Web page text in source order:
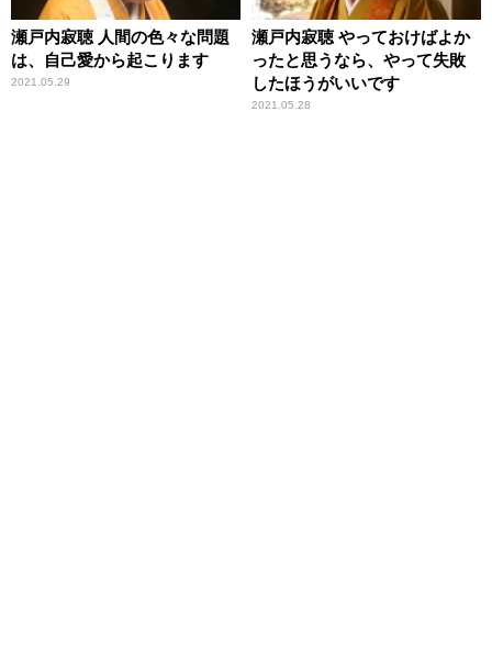
瀬戸内寂聴 人間の色々な問題
は、自己愛から起こります
2021.05.29
瀬戸内寂聴 やっておけばよか
ったと思うなら、やって失敗
したほうがいいです
2021.05.28